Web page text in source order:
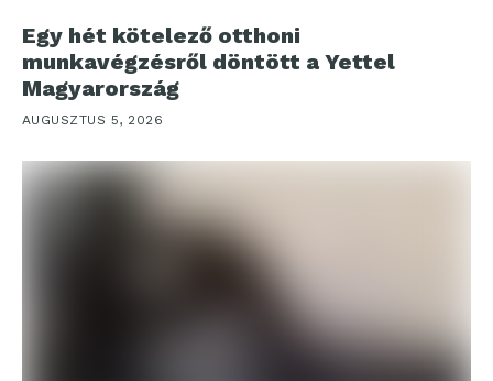
Egy hét kötelező otthoni
munkavégzésről döntött a Yettel
Magyarország
AUGUSZTUS 5, 2026